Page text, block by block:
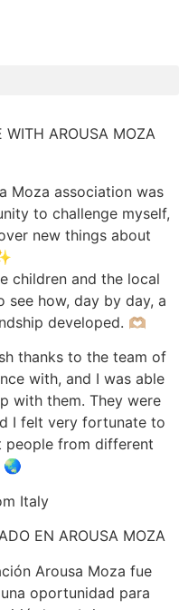
WITH AROUSA MOZA
Moza association was
to challenge myself,
new things about
children and the local
how, day by day, a
developed. 🫶🏼
thanks to the team of
with, and I was able
with them. They were
I felt very fortunate to
people from different
🌏
Italy
EN AROUSA MOZA
Arousa Moza fue
oportunidad para